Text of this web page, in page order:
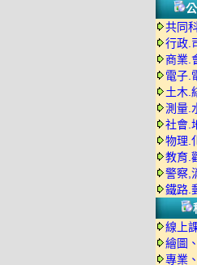
共同
行政.
商業.
電子.
土木.
測量.
社會.
物理.
教育.
警察,
鐵路.
線上
繪圖
專業